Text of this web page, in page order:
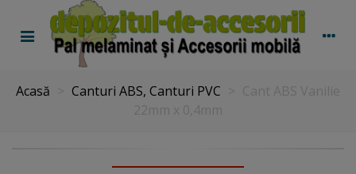
Acasă Canturi ABS, Canturi PVC